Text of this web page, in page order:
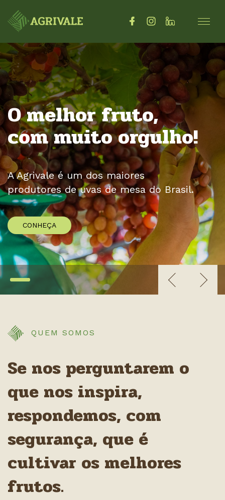
O melhor fruto,
com muito orgulho!
A Agrivale é um dos maiores
produtores de uvas de mesa do Brasil.
CONHEÇA
QUEM SOMOS
Se nos perguntarem o
que nos inspira,
respondemos, com
segurança, que é
cultivar os melhores
frutos.